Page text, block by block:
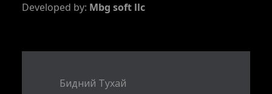
Developed by: Mbg soft llc
Бидний Тухай